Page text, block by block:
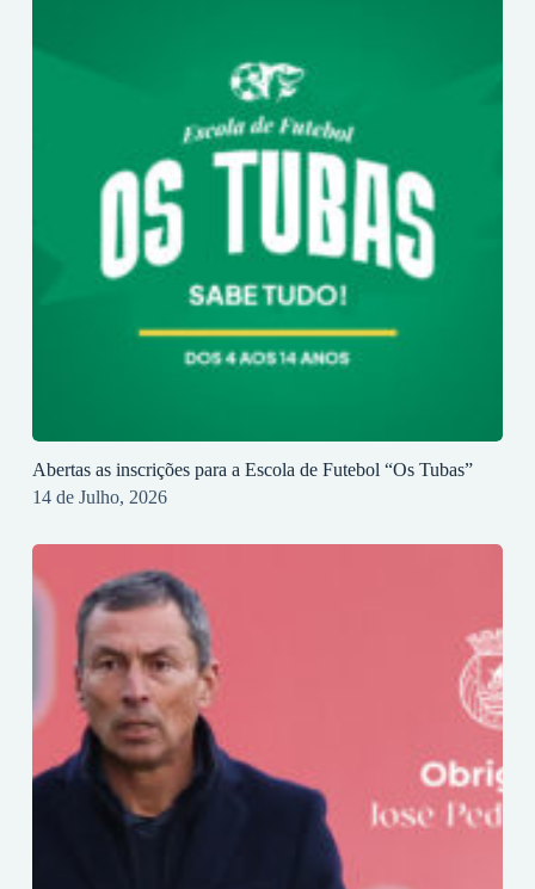
Abertas as inscrições para a Escola de Futebol “Os Tubas”
14 de Julho, 2026